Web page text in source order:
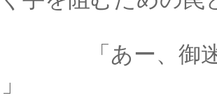
、御迷惑をお